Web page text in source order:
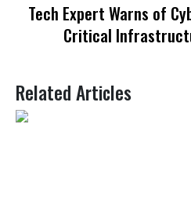
Tech Expert Warns of
Critical
Related Articles